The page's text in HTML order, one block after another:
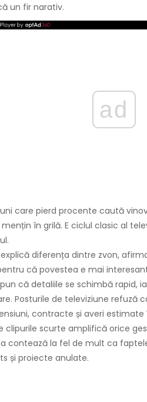
un fir narativ.
ad
care pierd procente caută
în grilă. E ciclul clasic al
diferența dintre zvon,
că povestea e mai
că detaliile se schimbă rapid,
Posturile de televiziune refuză
contracte și averi
clipurile scurte amplifică orice
contează la fel de mult ca
și proiecte anulate.